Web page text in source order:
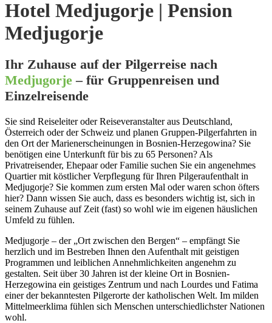
Hotel Medjugorje | Pension
Medjugorje
Ihr Zuhause auf der Pilgerreise nach
Medjugorje – für Gruppenreisen und
Einzelreisende
Sie sind Reiseleiter oder Reiseveranstalter aus Deutschland,
Österreich oder der Schweiz und planen Gruppen-Pilgerfahrten in
den Ort der Marienerscheinungen in Bosnien-Herzegowina? Sie
benötigen eine Unterkunft für bis zu 65 Personen? Als
Privatreisender, Ehepaar oder Familie suchen Sie ein angenehmes
Quartier mit köstlicher Verpflegung für Ihren Pilgeraufenthalt in
Medjugorje? Sie kommen zum ersten Mal oder waren schon öfters
hier? Dann wissen Sie auch, dass es besonders wichtig ist, sich in
seinem Zuhause auf Zeit (fast) so wohl wie im eigenen häuslichen
Umfeld zu fühlen.
Medjugorje – der „Ort zwischen den Bergen“ – empfängt Sie
herzlich und im Bestreben Ihnen den Aufenthalt mit geistigen
Programmen und leiblichen Annehmlichkeiten angenehm zu
gestalten. Seit über 30 Jahren ist der kleine Ort in Bosnien-
Herzegowina ein geistiges Zentrum und nach Lourdes und Fatima
einer der bekanntesten Pilgerorte der katholischen Welt. Im milden
Mittelmeerklima fühlen sich Menschen unterschiedlichster Nationen
wohl.